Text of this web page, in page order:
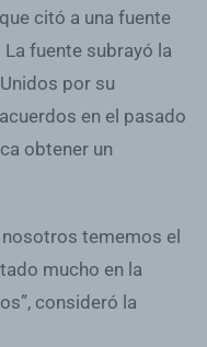
citó a una fuente
fuente subrayó la
por su
en el pasado
obtener un
nosotros tememos el
mucho en la
consideró la